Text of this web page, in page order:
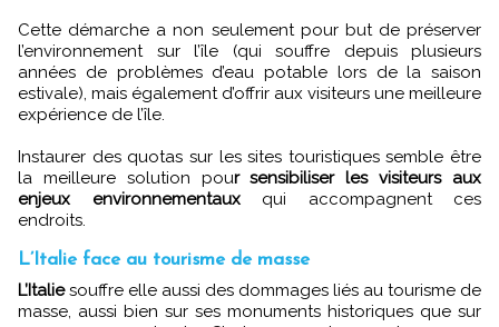
Cette démarche a non seulement pour but de préserver
l’environnement sur l’île (qui souffre depuis plusieurs
années de problèmes d’eau potable lors de la saison
estivale), mais également d’offrir aux visiteurs une meilleure
expérience de l’île.
Instaurer des quotas sur les sites touristiques semble être
la meilleure solution pour sensibiliser les visiteurs aux
enjeux environnementauxqui accompagnent ces
endroits.
L’Italie face au tourisme de masse
L’Italiesouffre elle aussi des dommages liés au tourisme de
masse, aussi bien sur ses monuments historiques que sur